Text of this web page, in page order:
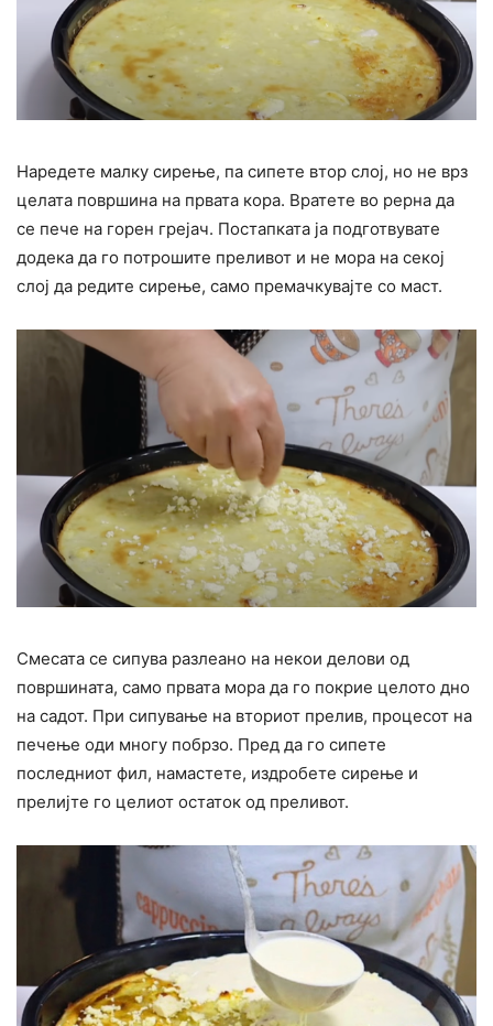
Наредете малку сирење, па сипете втор слој, но не врз
целата површина на првата кора. Вратете во рерна да
се пече на горен грејач. Постапката ја подготвувате
додека да го потрошите преливот и не мора на секој
слој да редите сирење, само премачкувајте со маст.
Смесата се сипува разлеано на некои делови од
површината, само првата мора да го покрие целото дно
на садот. При сипување на вториот прелив, процесот на
печење оди многу побрзо. Пред да го сипете
последниот фил, намастете, издробете сирење и
прелијте го целиот остаток од преливот.